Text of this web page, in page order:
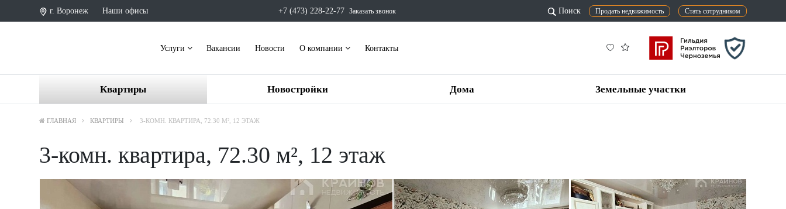
г. Воронеж Наши офисы +7 (473) 228-22-77 Заказать звонок Поиск Продать недвижимость Стать сотрудником
Услуги Вакансии Новости О компании Контакты
Квартиры Новостройки Дома Земельные участки
ГЛАВНАЯ КВАРТИРЫ 3-КОМН. КВАРТИРА, 72.30 М², 12 ЭТАЖ
3-комн. квартира, 72.30 м², 12 этаж